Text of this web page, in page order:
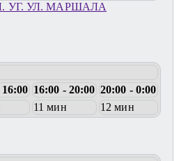
УГ. УЛ. МАРШАЛА
16:00 - 20:00 20:00 - 0:00
11 мин 12 мин